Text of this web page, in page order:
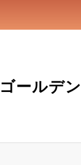
ールデ